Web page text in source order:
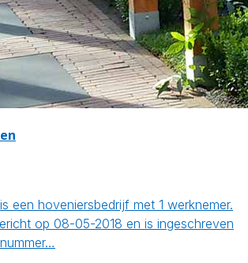
een hoveniersbedrijf met 1 werknemer.
op 08-05-2018 en is ingeschreven